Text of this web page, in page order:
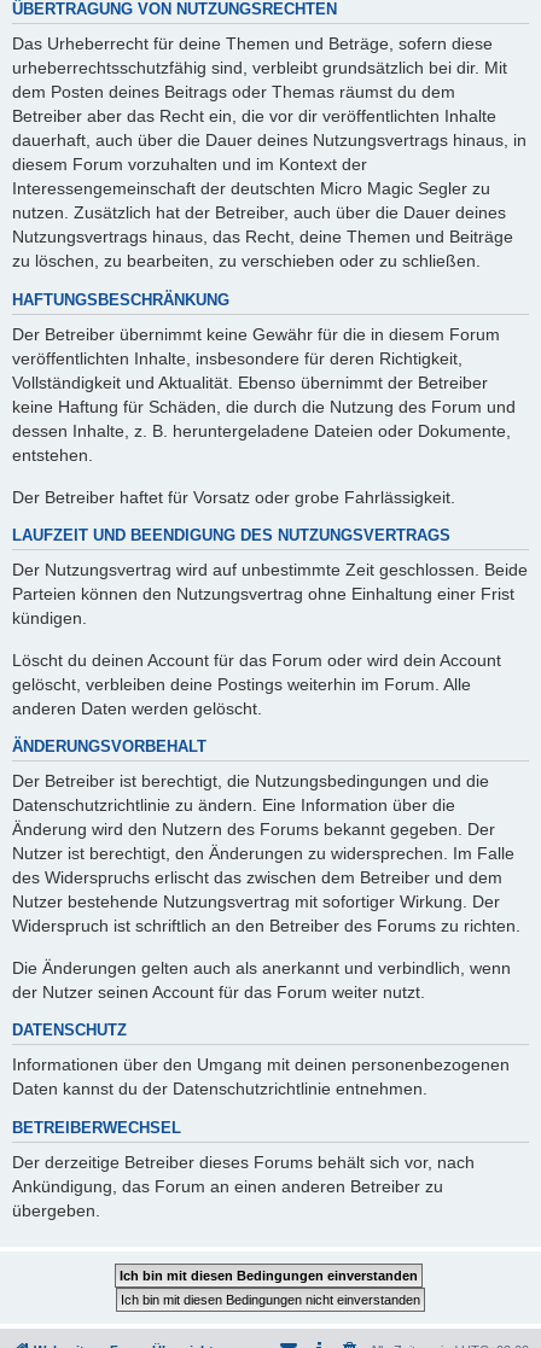
ÜBERTRAGUNG VON NUTZUNGSRECHTEN
Das Urheberrecht für deine Themen und Beträge, sofern diese
urheberrechtsschutzfähig sind, verbleibt grundsätzlich bei dir. Mit
dem Posten deines Beitrags oder Themas räumst du dem
Betreiber aber das Recht ein, die vor dir veröffentlichten Inhalte
dauerhaft, auch über die Dauer deines Nutzungsvertrags hinaus, in
diesem Forum vorzuhalten und im Kontext der
Interessengemeinschaft der deutschten Micro Magic Segler zu
nutzen. Zusätzlich hat der Betreiber, auch über die Dauer deines
Nutzungsvertrags hinaus, das Recht, deine Themen und Beiträge
zu löschen, zu bearbeiten, zu verschieben oder zu schließen.
HAFTUNGSBESCHRÄNKUNG
Der Betreiber übernimmt keine Gewähr für die in diesem Forum
veröffentlichten Inhalte, insbesondere für deren Richtigkeit,
Vollständigkeit und Aktualität. Ebenso übernimmt der Betreiber
keine Haftung für Schäden, die durch die Nutzung des Forum und
dessen Inhalte, z. B. heruntergeladene Dateien oder Dokumente,
entstehen.
Der Betreiber haftet für Vorsatz oder grobe Fahrlässigkeit.
LAUFZEIT UND BEENDIGUNG DES NUTZUNGSVERTRAGS
Der Nutzungsvertrag wird auf unbestimmte Zeit geschlossen. Beide
Parteien können den Nutzungsvertrag ohne Einhaltung einer Frist
kündigen.
Löscht du deinen Account für das Forum oder wird dein Account
gelöscht, verbleiben deine Postings weiterhin im Forum. Alle
anderen Daten werden gelöscht.
ÄNDERUNGSVORBEHALT
Der Betreiber ist berechtigt, die Nutzungsbedingungen und die
Datenschutzrichtlinie zu ändern. Eine Information über die
Änderung wird den Nutzern des Forums bekannt gegeben. Der
Nutzer ist berechtigt, den Änderungen zu widersprechen. Im Falle
des Widerspruchs erlischt das zwischen dem Betreiber und dem
Nutzer bestehende Nutzungsvertrag mit sofortiger Wirkung. Der
Widerspruch ist schriftlich an den Betreiber des Forums zu richten.
Die Änderungen gelten auch als anerkannt und verbindlich, wenn
der Nutzer seinen Account für das Forum weiter nutzt.
DATENSCHUTZ
Informationen über den Umgang mit deinen personenbezogenen
Daten kannst du der Datenschutzrichtlinie entnehmen.
BETREIBERWECHSEL
Der derzeitige Betreiber dieses Forums behält sich vor, nach
Ankündigung, das Forum an einen anderen Betreiber zu
übergeben.